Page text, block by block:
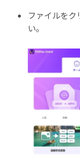
ファイルを
い。